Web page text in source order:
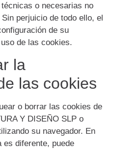
o necesarias no
perjuicio de todo ello, el
de su
de las cookies.
la
las cookies
o borrar las cookies de
Y DISEÑO SLP o
su navegador. En
es diferente, puede